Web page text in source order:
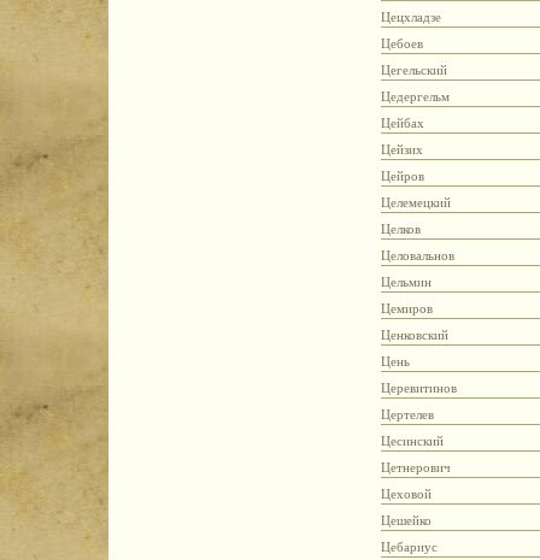
Цецхладзе
Цебоев
Цегельский
Цедергельм
Цейбах
Цейзих
Цейров
Целемецкий
Целков
Целовальнов
Цельмин
Цемиров
Ценковский
Цень
Церевитинов
Цертелев
Цесинский
Цетнерович
Цеховой
Цешейко
Цебариус